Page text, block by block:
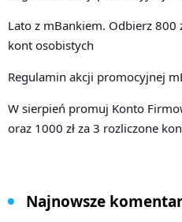
Lato z mBankiem. Odbierz 800
kont osobistych
Regulamin akcji promocyjnej
W sierpień promuj Konto
oraz 1000 zł za 3 rozliczone
Najnowsze